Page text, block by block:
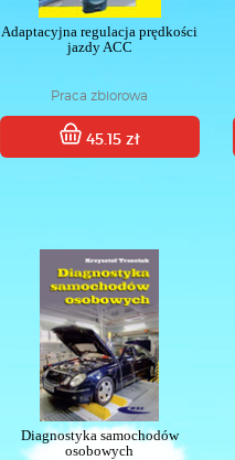
Adaptacyjna regulacja prędkości
jazdy ACC
Praca zbiorowa
45.15 zł
Diagnostyka samochodów
osobowych